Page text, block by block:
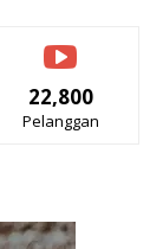
22,800
Pelanggan